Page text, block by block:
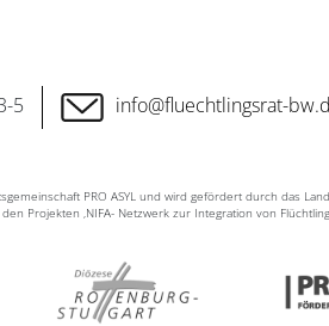
5 info@fluechtlingsrat-
PRO ASYL und wird gefördert durch das
Projekten ‚NIFA- Netzwerk zur Integration von